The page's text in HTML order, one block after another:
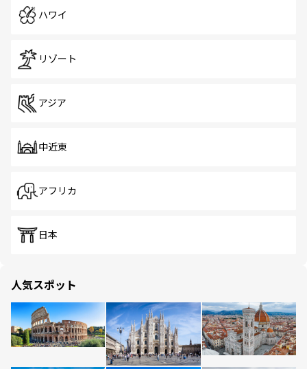
ハワイ
リゾート
アジア
中近東
アフリカ
日本
人気スポット